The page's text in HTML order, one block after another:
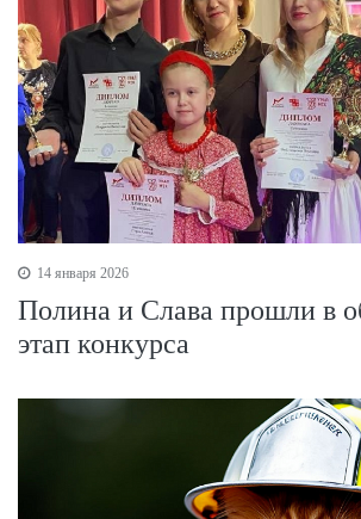
14 января 2026
Полина и Слава прошли в
этап конкурса